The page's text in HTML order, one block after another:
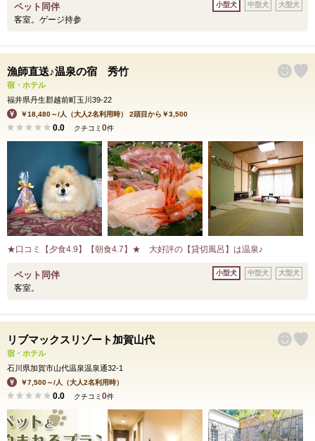
ペット同伴
客室。ゲージ持参
小型犬 中型犬 大型犬
漁師直送♪温泉の宿 秀竹
宿・ホテル
福井県丹生郡越前町玉川39-22
￥18,480～/人（大人2名利用時） 2頭目から￥3,500
0.0 クチコミ 0件
★口コミ【夕食4.9】【朝食4.7】★ 大好評の【貸切風呂】は温泉♪
ペット同伴
客室。
小型犬 中型犬 大型犬
リブマックスリゾート加賀山代
宿・ホテル
石川県加賀市山代温泉温泉通32-1
￥7,500～/人（大人2名利用時）
0.0 クチコミ 0件